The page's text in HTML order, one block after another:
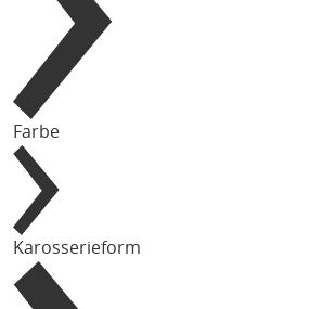
Farbe
Karosserieform